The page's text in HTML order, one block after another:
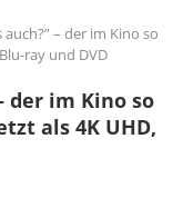
auch?” – der im Kino so
ray und DVD
der im Kino so
als 4K UHD,